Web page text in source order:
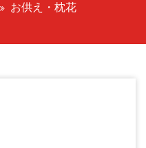
お供え・枕花